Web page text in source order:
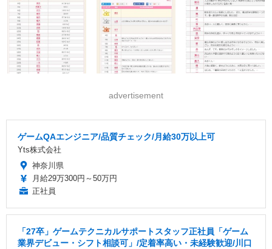
advertisement
ゲームQAエンジニア/品質チェック/月給30万以上可
Yts株式会社
神奈川県
月給29万300円～50万円
正社員
「27卒」ゲームテクニカルサポートスタッフ正社員「ゲーム
業界デビュー・シフト相談可」/定着率高い・未経験歓迎/川口